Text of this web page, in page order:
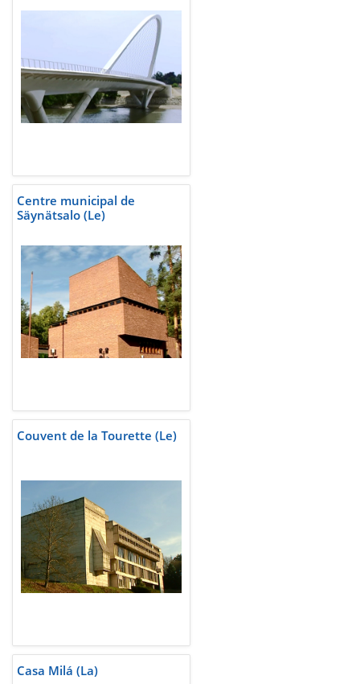
Centre municipal de
Säynätsalo (Le)
Couvent de la Tourette (Le)
Casa Milá (La)